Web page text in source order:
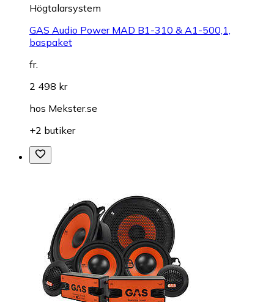
Högtalarsystem
GAS Audio Power MAD B1-310 & A1-500,1,
baspaket
fr.
2 498 kr
hos Mekster.se
+2 butiker